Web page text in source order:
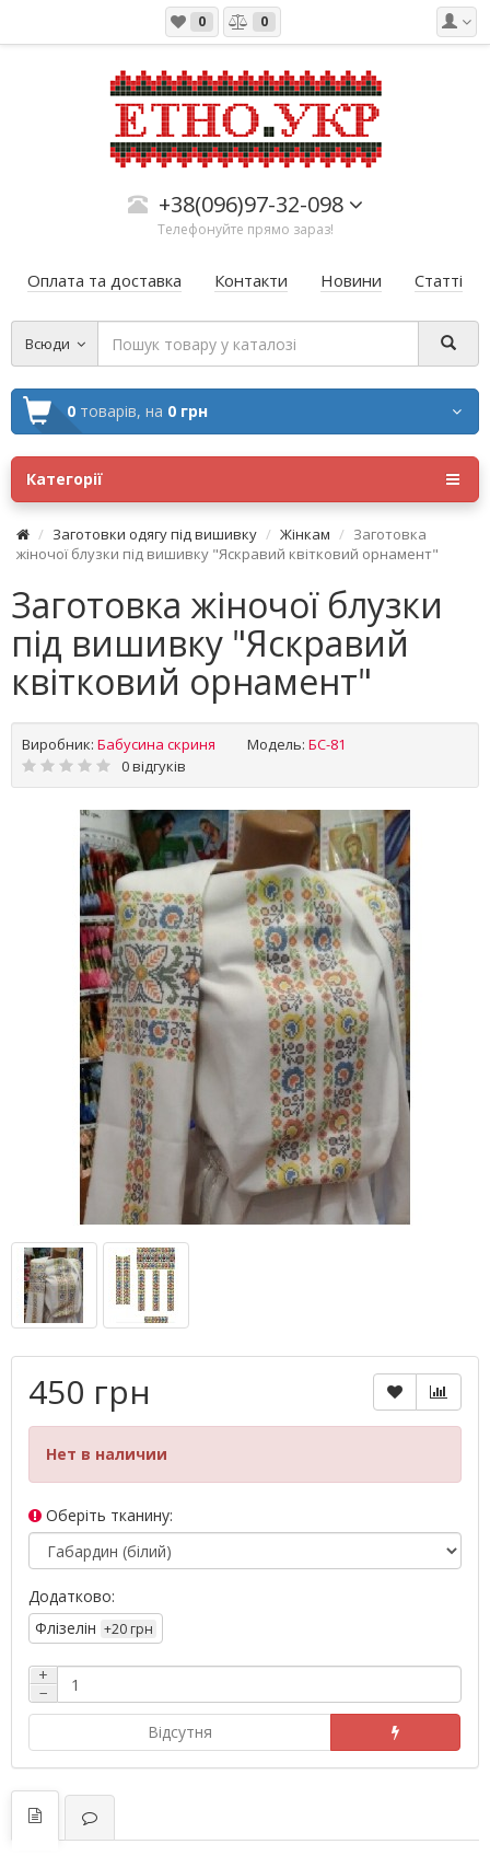
0 0
+38(096)97-32-098
Телефонуйте прямо зараз!
Оплата та доставка Контакти Новини Статті
Всюди
0 товарів, на 0 грн
Категорії
Заготовки одягу під вишивку Жінкам
Заготовка
жіночої блузки під вишивку "Яскравий квітковий орнамент"
Заготовка жіночої блузки
під вишивку "Яскравий
квітковий орнамент"
Виробник: Бабусина скриня Модель: БС-81
0 відгуків
450 грн
Нет в наличии
Оберіть тканину:
Додатково:
Флізелін +20 грн
+
−
Відсутня